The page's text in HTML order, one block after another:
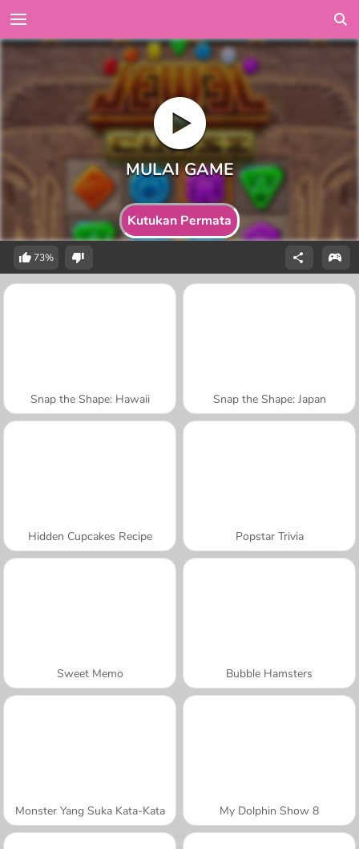
Kutukan Permata
73%
Snap the Shape: Hawaii Snap the Shape: Japan
Hidden Cupcakes Recipe Popstar Trivia
Sweet Memo Bubble Hamsters
Monster Yang Suka Kata-Kata My Dolphin Show 8